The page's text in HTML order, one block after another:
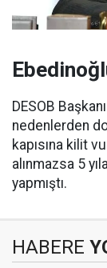
DESOB
nedenlerden
kapısına kilit
alınmazsa 5
yapmıştı.
HABERE